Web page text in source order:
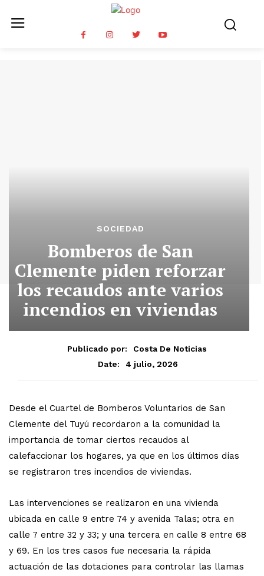
SOCIEDAD
Bomberos de San
Clemente piden reforzar
los recaudos ante varios
incendios en viviendas
Publicado por:
Costa De Noticias
Date:
4 julio, 2026
Desde el Cuartel de Bomberos Voluntarios de San
Clemente del Tuyú recordaron a la comunidad la
importancia de tomar ciertos recaudos al
calefaccionar los hogares, ya que en los últimos días
se registraron tres incendios de viviendas.
Las intervenciones se realizaron en una vivienda
ubicada en calle 9 entre 74 y avenida Talas; otra en
calle 7 entre 32 y 33; y una tercera en calle 8 entre 68
y 69. En los tres casos fue necesaria la rápida
actuación de las dotaciones para controlar las llamas